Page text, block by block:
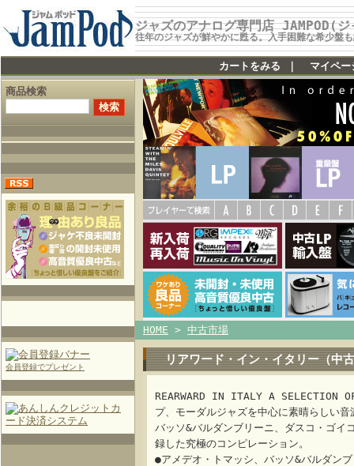
ジャズのアナログ専門店 JAMPOD(
往年のジャズが鮮やかに甦る。入手困難な希少盤
カートをみる マイペー
商品検索
会員登録でプレゼント
HOME > 中古市場
リアワード・イン・イタリー（中
REARWARD IN ITALY A SELECTION
プ、モーダルジャズを中心に素晴らしい
バッソ&バルダンブリーニ、ダスコ・ゴイ
録した究極のコンピレーション。
●アメデオ・トマッシ、バッソ&バルダン